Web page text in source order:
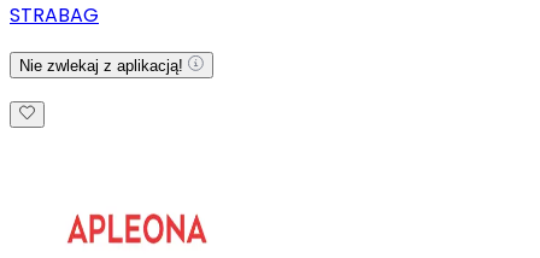
STRABAG
Nie zwlekaj z aplikacją!